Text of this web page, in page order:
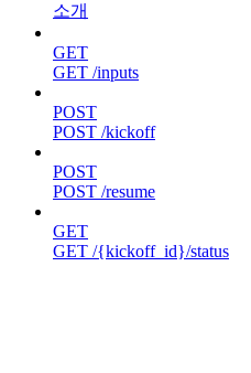
소개
GET
GET /inputs
POST
POST /kickoff
POST
POST /resume
GET
GET /{kickoff_id}/status